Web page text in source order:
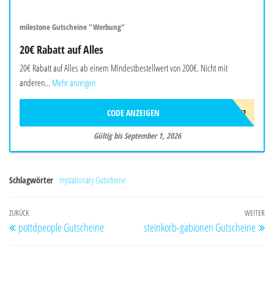
milestone Gutscheine "Werbung"
20€ Rabatt auf Alles
20€ Rabatt auf Alles ab einem Mindestbestellwert von 200€. Nicht mit
anderen... Mehr anzeigen
AWB3F2F2T4K2
CODE ANZEIGEN
Gültig bis September 1, 2026
Schlagwörter mystationary Gutscheine
Beitragsnavigation
Vorheriger
Beitrag
ZURÜCK
pottdpeople Gutscheine
WEITER
steinkorb-gabionen Gutscheine